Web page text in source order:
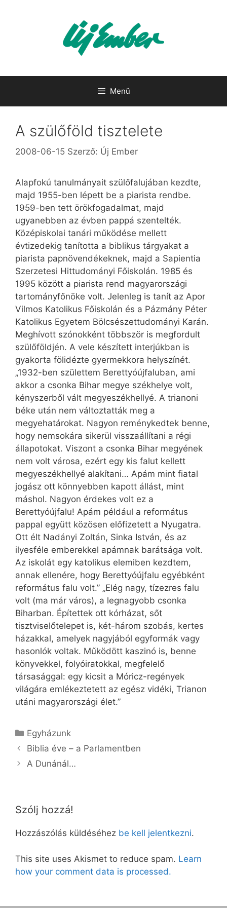
Menü
A szülőföld tisztelete
2008-06-15 Szerző: Új Ember
Alapfokú tanulmányait szülőfalujában kezdte,
majd 1955-ben lépett be a piarista rendbe.
1959-ben tett örökfogadalmat, majd
ugyanebben az évben pappá szentelték.
Középiskolai tanári működése mellett
évtizedekig tanította a biblikus tárgyakat a
piarista papnövendékeknek, majd a Sapientia
Szerzetesi Hittudományi Főiskolán. 1985 és
1995 között a piarista rend magyarországi
tartományfőnöke volt. Jelenleg is tanít az Apor
Vilmos Katolikus Főiskolán és a Pázmány Péter
Katolikus Egyetem Bölcsészettudományi Karán.
Meghívott szónokként többször is megfordult
szülőföldjén. A vele készített interjúkban is
gyakorta fölidézte gyermekkora helyszínét.
„1932-ben születtem Berettyóújfaluban, ami
akkor a csonka Bihar megye székhelye volt,
kényszerből vált megyeszékhellyé. A trianoni
béke után nem változtatták meg a
megyehatárokat. Nagyon reménykedtek benne,
hogy nemsokára sikerül visszaállítani a régi
állapotokat. Viszont a csonka Bihar megyének
nem volt városa, ezért egy kis falut kellett
megyeszékhellyé alakítani… Apám mint fiatal
jogász ott könnyebben kapott állást, mint
máshol. Nagyon érdekes volt ez a
Berettyóújfalu! Apám például a református
pappal együtt közösen előfizetett a Nyugatra.
Ott élt Nadányi Zoltán, Sinka István, és az
ilyesféle emberekkel apámnak barátsága volt.
Az iskolát egy katolikus elemiben kezdtem,
annak ellenére, hogy Berettyóújfalu egyébként
református falu volt.” „Elég nagy, tízezres falu
volt (ma már város), a legnagyobb csonka
Biharban. Építettek ott kórházat, sőt
tisztviselőtelepet is, két-három szobás, kertes
házakkal, amelyek nagyjából egyformák vagy
hasonlók voltak. Működött kaszinó is, benne
könyvekkel, folyóiratokkal, megfelelő
társasággal: egy kicsit a Móricz-regények
világára emlékeztetett az egész vidéki, Trianon
utáni magyarországi élet.”
Kategória
Egyházunk
Biblia éve – a Parlamentben
A Dunánál…
Szólj hozzá!
Hozzászólás küldéséhez be kell jelentkezni.
This site uses Akismet to reduce spam. Learn
how your comment data is processed.